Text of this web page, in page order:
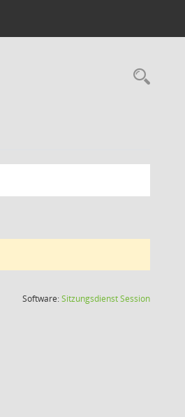
Software:SitzungsdienstSession(Wird in